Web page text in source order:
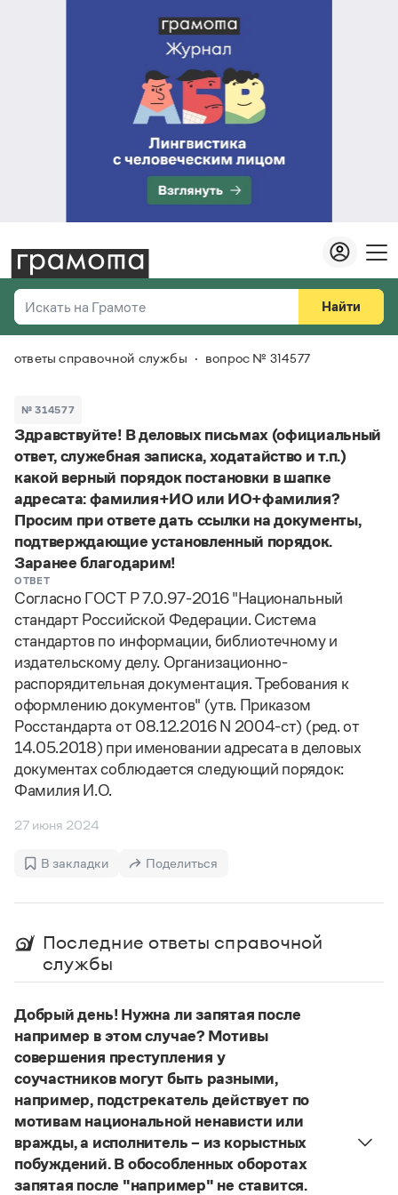
Искать на Грамоте
Справочная служба
Все вопросы
Словари
Большой орфоэпический словарь русского языка
Большой толковый словарь русских глаголов
Большой толковый словарь русских существительных
Большой толковый словарь русского языка
Большой универсальный словарь русского языка
Русский орфографический словарь
Русское словесное ударение
Современный словарь иностранных слов
Словарь антонимов
Словарь методических терминов
Словарь русских имён
Словарь синонимов
Словарь собственных имён
Словарь трудностей русского языка
Управление в русском языке
Русский язык. Краткий теоретический курс
для школьников
Письмовник
Словарь-справочник трудностей
Справочник по фразеологии
Азбучные истины
Словарь-справочник непростые слова
Все справочники портала
Журнал
Новости и события
Найти
Везде
Поиск по всем разделам
Словари
Русский орфографический словарь
Большой орфоэпический словарь русского языка
Словарь трудностей русского языка
Словарь собственных имён
Большой универсальный словарь русского языка
Большой толковый словарь русского языка
Современный словарь иностранных слов
Большой толковый словарь русских
существительных
Большой толковый словарь русских глаголов
Словарь синонимов
Словарь антонимов
Управление в русском языке
Словарь русских имён
Ответы справочной службы
Справочники
Правила русской орфографии и пунктуации
Русский язык: краткий теоретический курс для
школьников
Письмовник
Справочник по пунктуации
Словарь-справочник трудностей русского языка
Справочник по фразеологии
Словарь-справочник «Непростые слова»
Азбучные истины
Правила русской орфографии и пунктуации
(1956)
Учебник
Журнал
Можно использовать знаки подстановки
? — для любого символа, включая пробелы и дефисы (к?
мпания ,тер?а?а,общественно?полезный)
*
— для любого количества символов, кроме пробела
(видео-*,ране*ый)
ответы справочной службы вопрос № 314577
№ 314577
Здравствуйте! В деловых письмах (официальный
ответ, служебная записка, ходатайство и т.п.)
какой верный порядок постановки в шапке
адресата: фамилия+ИО или ИО+фамилия?
Просим при ответе дать ссылки на документы,
подтверждающие установленный порядок.
Заранее благодарим!
ОТВЕТ
Согласно ГОСТ Р 7.0.97-2016 "Национальный
стандарт Российской Федерации. Система
стандартов по информации, библиотечному и
издательскому делу. Организационно-
распорядительная документация. Требования к
оформлению документов" (утв. Приказом
Росстандарта от 08.12.2016 N 2004-ст) (ред. от
14.05.2018) при именовании адресата в деловых
документах соблюдается следующий порядок:
Фамилия И.О.
27 июня 2024
В закладки Поделиться
Последние ответы справочной
службы
Добрый день! Нужна ли запятая после
например в этом случае? Мотивы
совершения преступления у
соучастников могут быть разными,
например, подстрекатель действует по
мотивам национальной ненависти или
вражды, а исполнитель – из корыстных
побуждений. В обособленных оборотах
запятая после "например" не ставится.